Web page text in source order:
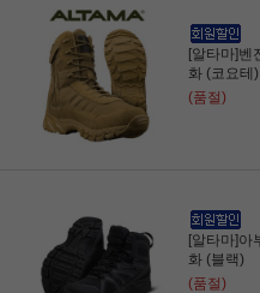
[알타마]벤
화 (코요테)
(품절)
[알타마]아
화 (블랙)
(품절)